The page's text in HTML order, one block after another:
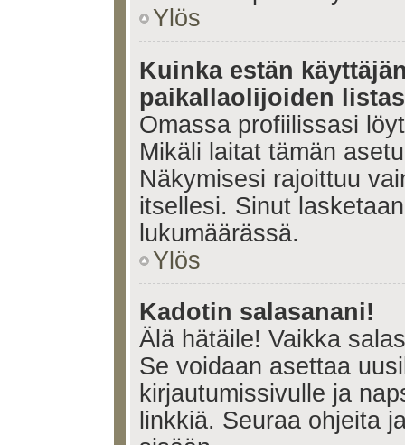
Ylös
Kuinka estän
paikallaolijoiden
Omassa profiilissasi
Mikäli laitat tämän
Näkymisesi rajoittuu
itsellesi. Sinut
lukumäärässä.
Ylös
Kadotin salasanani!
Älä hätäile! Vaikka
Se voidaan asettaa
kirjautumissivulle ja
linkkiä. Seuraa ohjeita